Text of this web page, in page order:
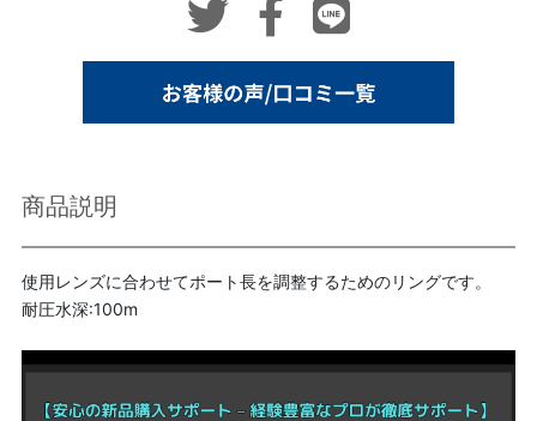
商品説明
使用レンズに合わせてポート長を調整するためのリングです。
耐圧水深:100m